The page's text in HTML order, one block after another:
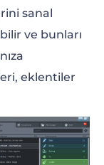
sanal
ve bunları
eklentiler